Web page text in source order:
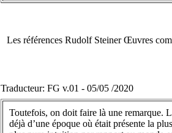
Les références Rudolf Steiner Œuvres
Traducteur: FG v.01 - 05/05 /2020
Toutefois, on doit faire là une remarque.
déjà d’une époque où était présente la